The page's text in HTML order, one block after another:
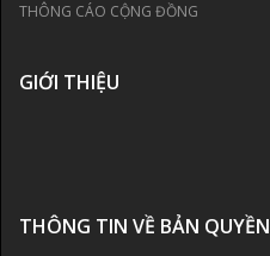
THÔNG CÁO CỘNG ĐỒNG
GIỚI THIỆU
THÔNG TIN VỀ BẢN QUYỀN